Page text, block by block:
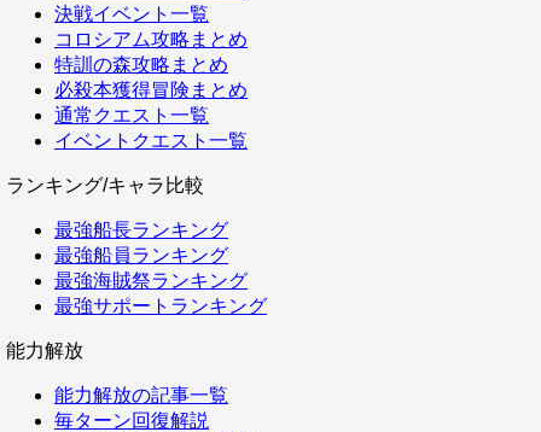
決戦イベント一覧
コロシアム攻略まとめ
特訓の森攻略まとめ
必殺本獲得冒険まとめ
通常クエスト一覧
イベントクエスト一覧
ランキング/キャラ比較
最強船長ランキング
最強船員ランキング
最強海賊祭ランキング
最強サポートランキング
能力解放
能力解放の記事一覧
毎ターン回復解説